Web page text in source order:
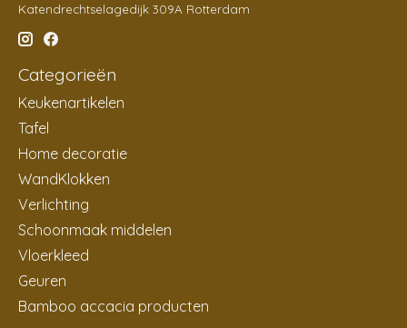
Katendrechtselagedijk 309A Rotterdam
Categorieën
Keukenartikelen
Tafel
Home decoratie
WandKlokken
Verlichting
Schoonmaak middelen
Vloerkleed
Geuren
Bamboo accacia producten